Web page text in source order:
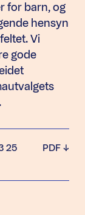
for barn, og
hensyn
Vi
gode
25
PDF